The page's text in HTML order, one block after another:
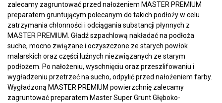
zalecamy zagruntować przed nałożeniem MASTER PREMIUM
preparatem gruntującym polecanym do takich podłoży w celu
zatrzymania chłonności i odciągania substancji płynnych z
MASTER PREMIUM. Gładź szpachlową nakładać na podłoża
suche, mocno związane i oczyszczone ze starych powłok
malarskich oraz części luźnych niezwiązanych ze starym
podłożem. Po nałożeniu, wyschnięciu oraz przeszlifowaniu i
wygładzeniu przetrzeć na sucho, odpylić przed nałożeniem farby.
Wygładzoną MASTER PREMIUM powierzchnię zalecamy
zagruntować preparatem Master Super Grunt Głęboko-